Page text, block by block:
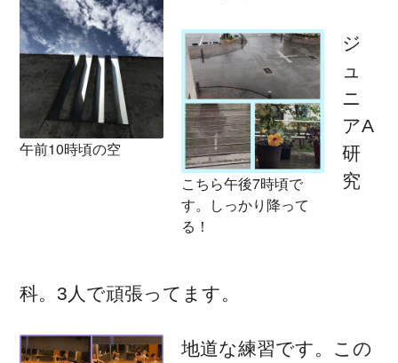
午前10時頃の空
こちら午後7時頃で
す。しっかり降って
る！
ジ
ュ
ニ
アA
研
究
科。3人で頑張ってます。
地道な練習です。この